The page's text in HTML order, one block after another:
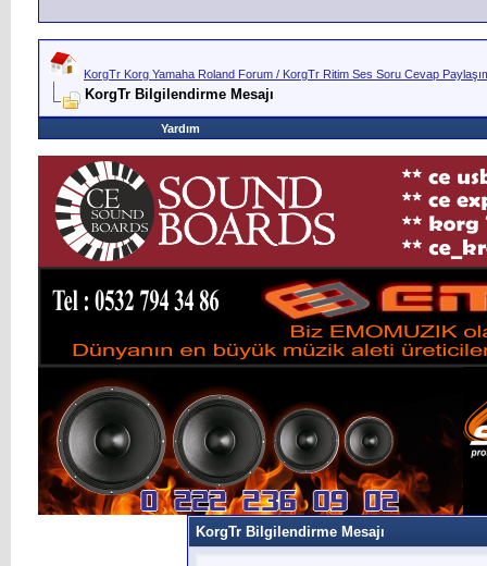
KorgTr Korg Yamaha Roland Forum / KorgTr Ritim Ses Soru Cevap
KorgTr Bilgilendirme Mesajı
Yardım
KorgTr Bilgilendirme Mesajı